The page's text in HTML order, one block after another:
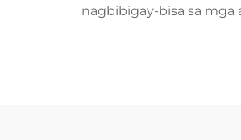
nagbibigay-bisa sa